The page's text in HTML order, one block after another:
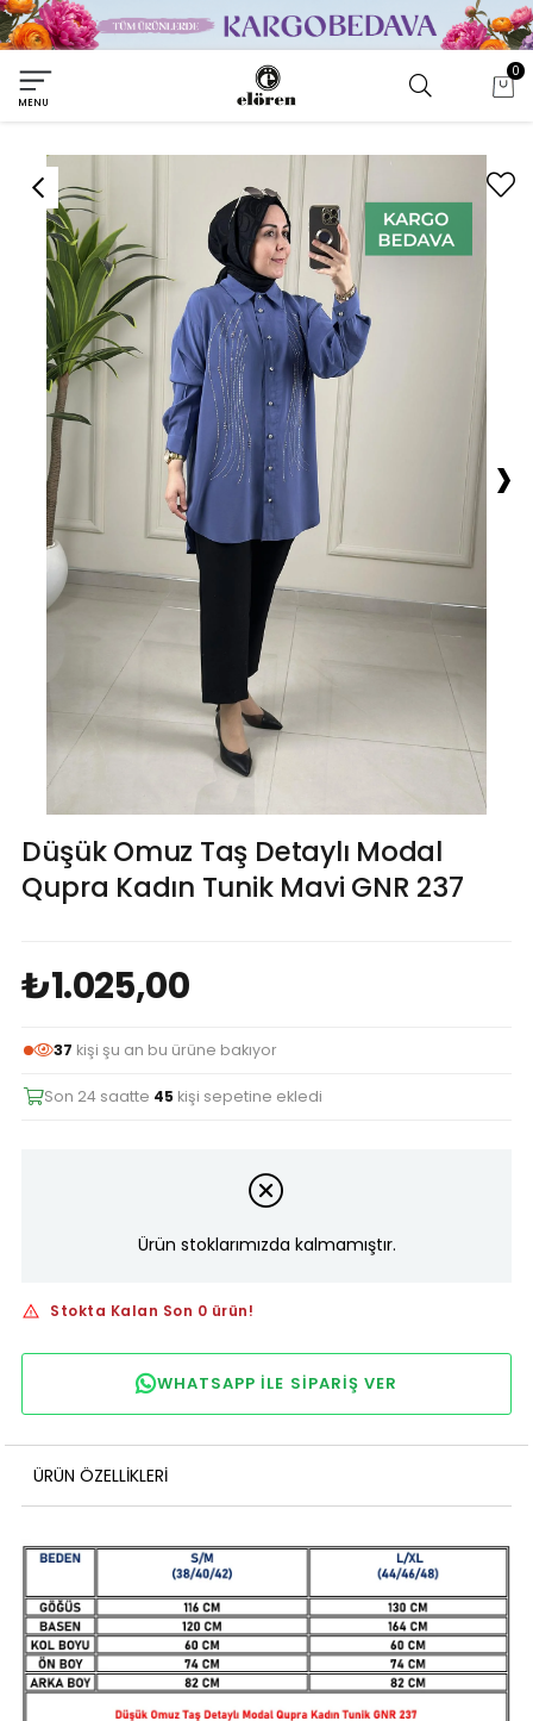
MENU
0
›
Düşük Omuz Taş Detaylı Modal
Qupra Kadın Tunik Mavi GNR 237
₺1.025,00
37 kişi şu an bu ürüne bakıyor
Son 24 saatte 45 kişi sepetine ekledi
Ürün stoklarımızda kalmamıştır.
Stokta Kalan Son 0 ürün!
WHATSAPP ILE SIPARIŞ VER
ÜRÜN ÖZELLIKLERI